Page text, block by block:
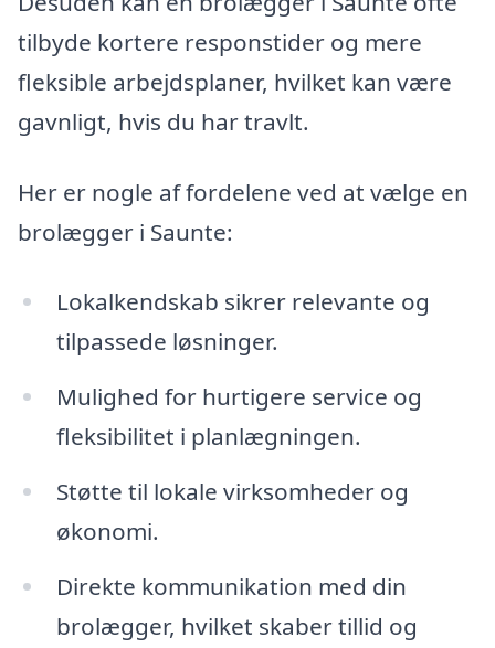
tilbyde kortere responstider og mere
fleksible arbejdsplaner, hvilket kan være
gavnligt, hvis du har travlt.
Her er nogle af fordelene ved at vælge en
brolægger i Saunte:
Lokalkendskab sikrer relevante og
tilpassede løsninger.
Mulighed for hurtigere service og
fleksibilitet i planlægningen.
Støtte til lokale virksomheder og
økonomi.
Direkte kommunikation med din
brolægger, hvilket skaber tillid og